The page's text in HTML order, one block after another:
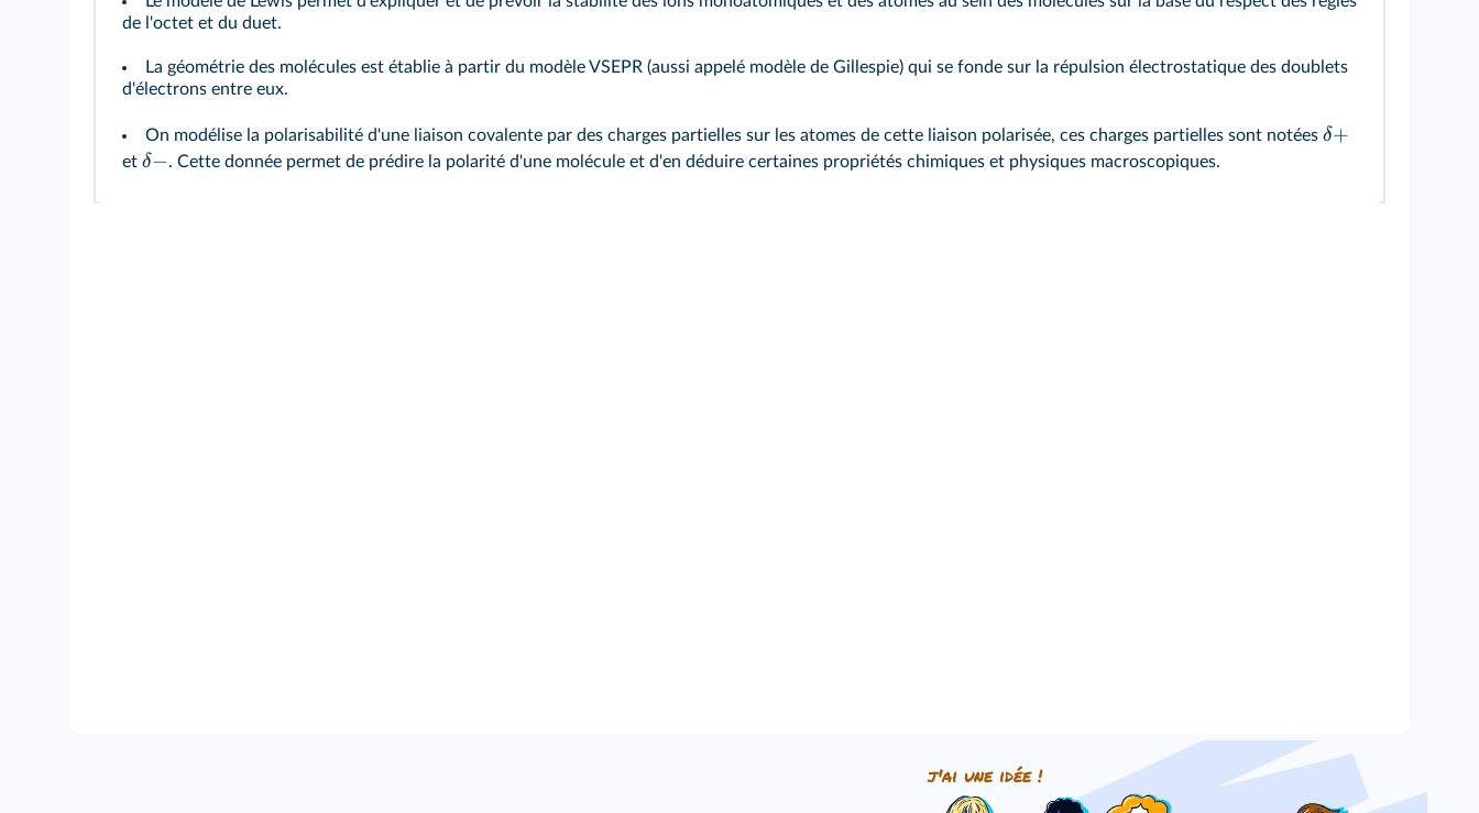
de l'octet et du duet.
La géométrie des molécules est établie à partir du modèle VSEPR (aussi appelé modèle de Gillespie) qui se fonde sur la répulsion électrostatique des doublets
d'électrons entre eux.
On modélise la polarisabilité d'une liaison covalente par des charges partielles sur les atomes de cette liaison polarisée, ces charges partielles sont notées δ+
et δ−. Cette donnée permet de prédire la polarité d'une molécule et d'en déduire certaines propriétés chimiques et physiques macroscopiques.
j'ai une idée !